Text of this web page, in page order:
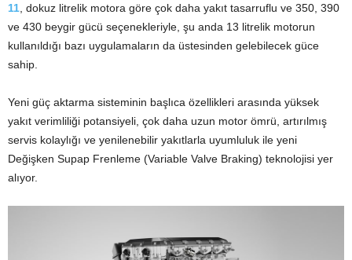
11 , dokuz litrelik motora göre çok daha yakıt tasarruflu ve 350, 390
ve 430 beygir gücü seçenekleriyle, şu anda 13 litrelik motorun
kullanıldığı bazı uygulamaların da üstesinden gelebilecek güce
sahip.
Yeni güç aktarma sisteminin başlıca özellikleri arasında yüksek
yakıt verimliliği potansiyeli, çok daha uzun motor ömrü, artırılmış
servis kolaylığı ve yenilenebilir yakıtlarla uyumluluk ile yeni
Değişken Supap Frenleme (Variable Valve Braking) teknolojisi yer
alıyor.